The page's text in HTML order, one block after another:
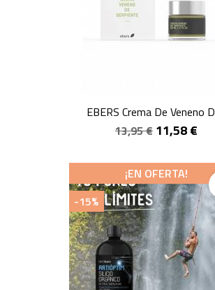
EBERS Crema De Veneno
13,95 € 11,58 €
¡EN OFERTA!
-15%